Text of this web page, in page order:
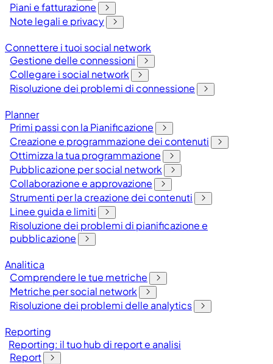
Piani e fatturazione
Note legali e privacy
Connettere i tuoi social network
Gestione delle connessioni
Collegare i social network
Risoluzione dei problemi di connessione
Planner
Primi passi con la Pianificazione
Creazione e programmazione dei contenuti
Ottimizza la tua programmazione
Pubblicazione per social network
Collaborazione e approvazione
Strumenti per la creazione dei contenuti
Linee guida e limiti
Risoluzione dei problemi di pianificazione e
pubblicazione
Analitica
Comprendere le tue metriche
Metriche per social network
Risoluzione dei problemi delle analytics
Reporting
Reporting: il tuo hub di report e analisi
Report